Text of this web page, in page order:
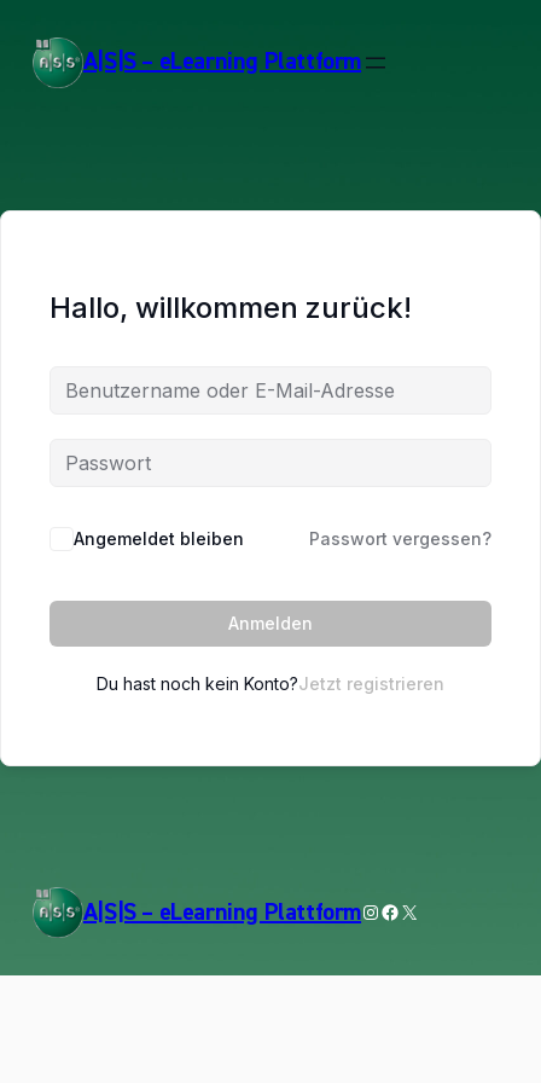
A|S|S – eLearning Plattform
Hallo, willkommen zurück!
Angemeldet bleiben Passwort vergessen?
Anmelden
Du hast noch kein Konto?Jetzt registrieren
A|S|S – eLearning PlattformInstagram
Facebook
X